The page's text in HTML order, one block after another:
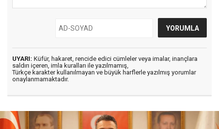
UYARI: Küfür, hakaret, rencide edici cümleler veya imalar, inançlara
saldırı içeren, imla kuralları ile yazılmamış,
Türkçe karakter kullanılmayan ve büyük harflerle yazılmış yorumlar
onaylanmamaktadır.